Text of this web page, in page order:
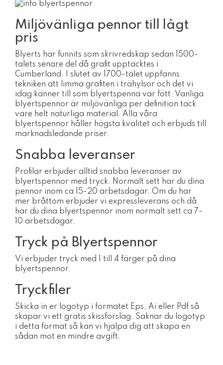
Miljövänliga pennor till lågt
pris
Blyerts har funnits som skrivredskap sedan 1500-
talets senare del då grafit upptäcktes i
Cumberland. I slutet av 1700-talet uppfanns
tekniken att limma grafiten i trähylsor och det vi
idag känner till som blyertspenna var fött. Vanliga
blyertspennor är miljövänliga per definition tack
vare helt naturliga material. Alla våra
blyertspennor håller högsta kvalitet och erbjuds till
marknadsledande priser.
Snabba leveranser
Profilar erbjuder alltid snabba leveranser av
blyertspennor med tryck. Normalt sett har du dina
pennor inom ca 15-20 arbetsdagar. Om du har
mer bråttom erbjuder vi expressleverans och då
har du dina blyertspennor inom normalt sett ca 7-
10 arbetsdagar.
Tryck på Blyertspennor
Vi erbjuder tryck med 1 till 4 färger på dina
blyertspennor.
Tryckfiler
Skicka in er logotyp i formatet Eps, Ai eller Pdf så
skapar vi ett gratis skissförslag. Saknar du logotyp
i detta format så kan vi hjälpa dig att skapa en
sådan mot en mindre avgift.